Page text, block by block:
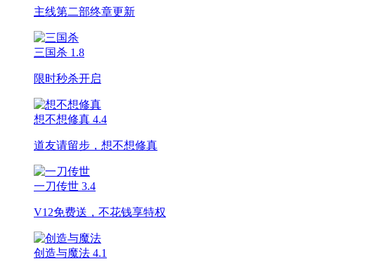
主线第二部终章更新
三国杀 1.8
限时秒杀开启
想不想修真 4.4
道友请留步，想不想修真
一刀传世 3.4
V12免费送，不花钱享特权
创造与魔法 4.1